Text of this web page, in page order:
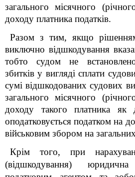
загального місячного
доходу платника податків.
Разом з тим, якщо
виключно відшкодування
тобто судом не
збитків у вигляді сплати
сумі відшкодованих судових
загального місячного
доходу такого платника як
оподатковується податком на
військовим збором на
Крім того, при
(відшкодування)